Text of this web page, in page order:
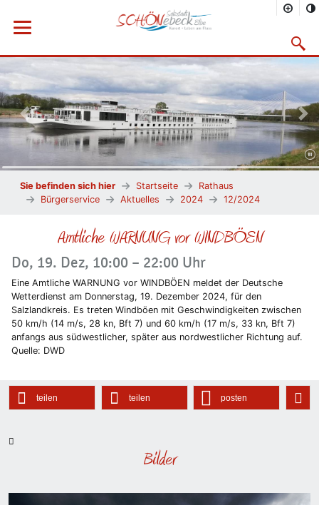
Menü öffnen
Vorheriges Bild
Sie befinden sich hier Startseite
Rathaus
Bürgerservice
Aktuelles 2024 12/2024
Amtliche WARNUNG vor WINDBÖEN
Do, 19. Dez, 10:00 – 22:00 Uhr
Eine Amtliche WARNUNG vor WINDBÖEN meldet der Deutsche
Wetterdienst am Donnerstag, 19. Dezember 2024, für den
Salzlandkreis. Es treten Windböen mit Geschwindigkeiten zwischen
50 km/h (14 m/s, 28 kn, Bft 7) und 60 km/h (17 m/s, 33 kn, Bft 7)
anfangs aus südwestlicher, später aus nordwestlicher Richtung auf.
Quelle: DWD
teilen teilen posten
Bilder